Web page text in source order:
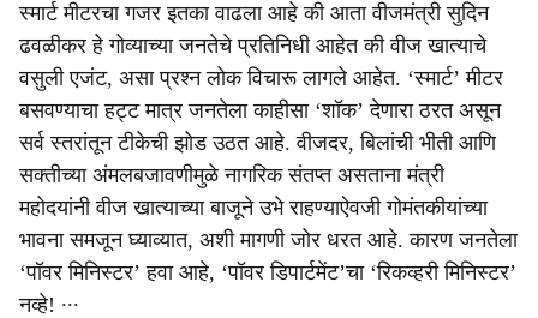
स्मार्ट मीटरचा गजर इतका वाढला आहे की आता वीजमंत्री सुदिन
ढवळीकर हे गोव्याच्या जनतेचे प्रतिनिधी आहेत की वीज खात्याचे
वसुली एजंट, असा प्रश्न लोक विचारू लागले आहेत. ‘स्मार्ट’ मीटर
बसवण्याचा हट्ट मात्र जनतेला काहीसा ‘शॉक’ देणारा ठरत असून
सर्व स्तरांतून टीकेची झोड उठत आहे. वीजदर, बिलांची भीती आणि
सक्तीच्या अंमलबजावणीमुळे नागरिक संतप्त असताना मंत्री
महोदयांनी वीज खात्याच्या बाजूने उभे राहण्याऐवजी गोमंतकीयांच्या
भावना समजून घ्याव्यात, अशी मागणी जोर धरत आहे. कारण जनतेला
‘पॉवर मिनिस्टर’ हवा आहे, ‘पॉवर डिपार्टमेंट’चा ‘रिकव्हरी मिनिस्टर’
नव्हे! ∙∙∙